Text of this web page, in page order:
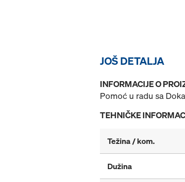
JOŠ DETALJA
INFORMACIJE O
Pomoć u radu sa
TEHNIČKE
Težina / kom.
Dužina